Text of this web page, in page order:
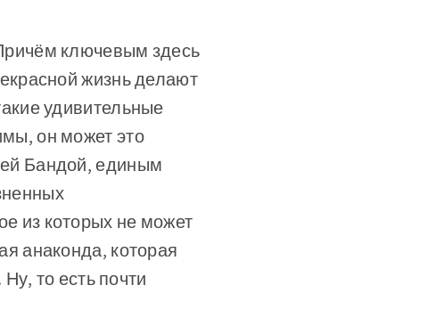
ключевым здесь
жизнь делают
удивительные
он может это
Бандой, единым
из которых не может
анаконда, которая
то есть почти